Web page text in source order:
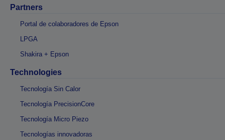
Partners
Portal de colaboradores de Epson
LPGA
Shakira + Epson
Technologies
Tecnología Sin Calor
Tecnología PrecisionCore
Tecnología Micro Piezo
Tecnologías innovadoras